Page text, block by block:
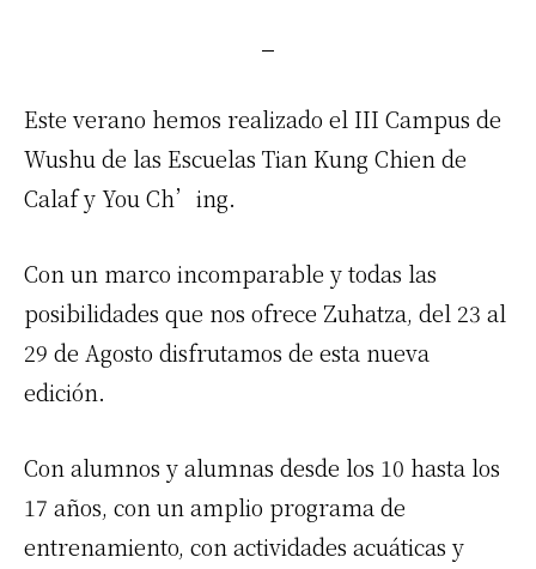
Este verano hemos realizado el III Campus de
Wushu de las Escuelas Tian Kung Chien de
Calaf y You Ch’ing.
Con un marco incomparable y todas las
posibilidades que nos ofrece Zuhatza, del 23 al
29 de Agosto disfrutamos de esta nueva
edición.
Con alumnos y alumnas desde los 10 hasta los
17 años, con un amplio programa de
entrenamiento, con actividades acuáticas y